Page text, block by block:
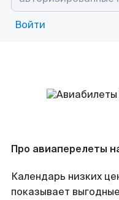
Войти
Про авиаперелеты
Календарь низких
показывает